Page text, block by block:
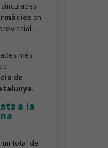
vinculades
en
més
de
.
a la
un total de